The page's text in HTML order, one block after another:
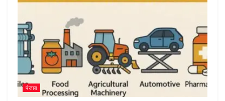
पंजाब